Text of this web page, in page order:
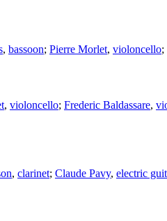
, bassoon; Pierre Morlet, violoncello;
, violoncello; Frederic Baldassare,
, clarinet; Claude Pavy, electric